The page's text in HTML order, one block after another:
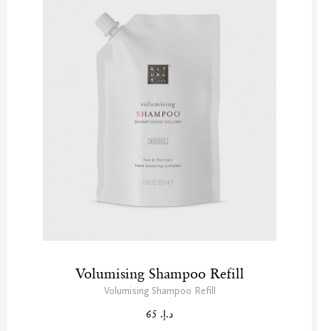
Volumising Shampoo Refill
Volumising Shampoo Refill
د.إ. 65